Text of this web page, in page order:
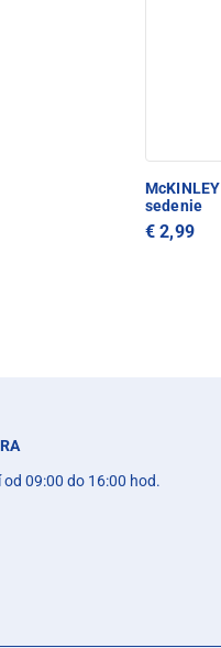
McKINLEY
sedenie
€ 2,99
09:00 do 16:00 hod.